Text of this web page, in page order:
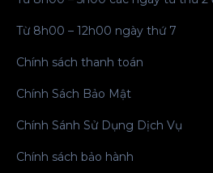
Từ 8h00 – 12h00 ngày thứ 7
Chính sách thanh toán
Chính Sách Bảo Mật
Chính Sánh Sử Dụng Dịch Vụ
Chính sách bảo hành